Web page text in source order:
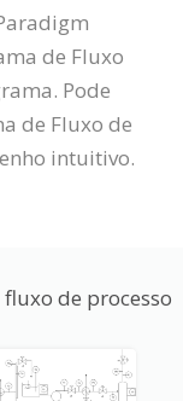
de Fluxo
Pode
de Fluxo de
intuitivo.
de processo